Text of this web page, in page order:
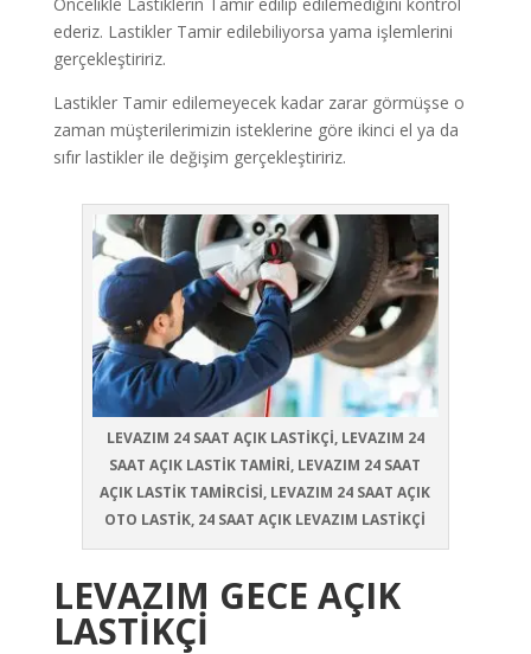
ederiz. Lastikler Tamir edilebiliyorsa yama işlemlerini
gerçekleştiririz.
Lastikler Tamir edilemeyecek kadar zarar görmüşse o
zaman müşterilerimizin isteklerine göre ikinci el ya da
sıfır lastikler ile değişim gerçekleştiririz.
LEVAZIM 24 SAAT AÇIK LASTİKÇİ, LEVAZIM 24
SAAT AÇIK LASTİK TAMİRİ, LEVAZIM 24 SAAT
AÇIK LASTİK TAMİRCİSİ, LEVAZIM 24 SAAT AÇIK
OTO LASTİK, 24 SAAT AÇIK LEVAZIM LASTİKÇİ
LEVAZIM GECE AÇIK
LASTİKÇİ